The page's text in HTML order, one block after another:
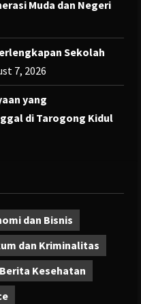
Muda dan Negeri
Sekolah
7, 2026
yang
di Tarogong Kidul
dan Bisnis
dan Kriminalitas
Berita Kesehatan